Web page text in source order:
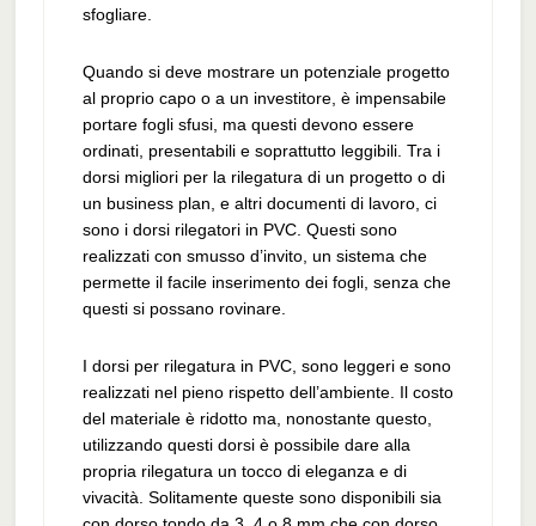
sfogliare.
Quando si deve mostrare un potenziale progetto
al proprio capo o a un investitore, è impensabile
portare fogli sfusi, ma questi devono essere
ordinati, presentabili e soprattutto leggibili. Tra i
dorsi migliori per la rilegatura di un progetto o di
un business plan, e altri documenti di lavoro, ci
sono i dorsi rilegatori in PVC. Questi sono
realizzati con smusso d’invito, un sistema che
permette il facile inserimento dei fogli, senza che
questi si possano rovinare.
I dorsi per rilegatura in PVC, sono leggeri e sono
realizzati nel pieno rispetto dell’ambiente. Il costo
del materiale è ridotto ma, nonostante questo,
utilizzando questi dorsi è possibile dare alla
propria rilegatura un tocco di eleganza e di
vivacità. Solitamente queste sono disponibili sia